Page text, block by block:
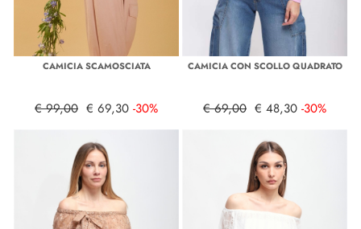
CAMICIA SCAMOSCIATA
€ 99,00 € 69,30 -30%
CAMICIA CON SCOLLO QUADRATO
€ 69,00 € 48,30 -30%